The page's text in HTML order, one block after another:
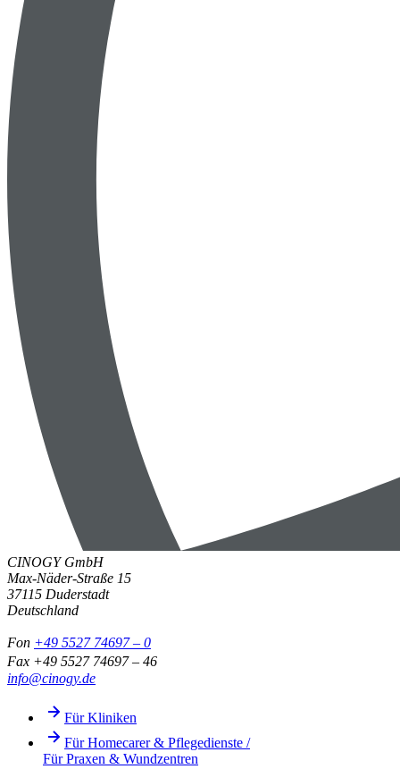
CINOGY GmbH
Max-Näder-Straße 15
37115 Duderstadt
Deutschland
Fon +49 5527 74697 – 0
Fax +49 5527 74697 – 46
info@cinogy.de
Für Kliniken
Für Homecarer & Pflegedienste /
Für Praxen & Wundzentren